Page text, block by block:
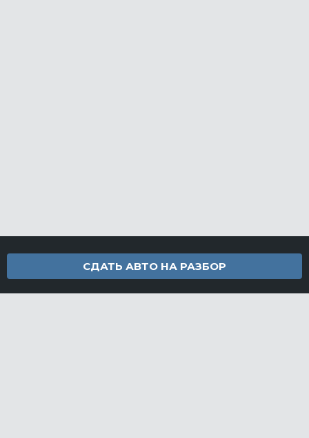
СДАТЬ АВТО НА РАЗБОР